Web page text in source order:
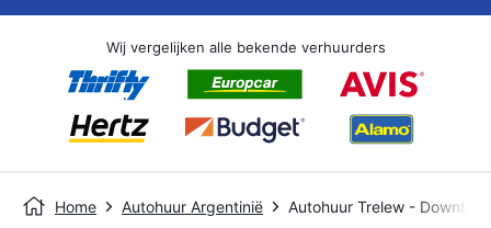
Wij vergelijken alle bekende verhuurders
Home Autohuur Argentinië Autohuur Trelew -